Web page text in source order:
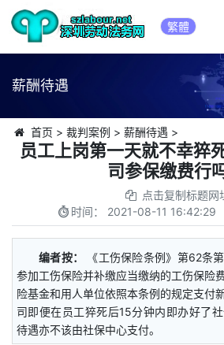
繁體
薪酬待遇
首页 > 裁判案例 > 薪酬待遇 >
员工上岗第一天就不幸猝
司参保缴费行
点击复制标题网
时间： 2021-08-11 16:42:29
编者按：
《工伤保险条例》第62条
参加工伤保险并补缴应当缴纳的工伤保险
险基金和用人单位依照本条例的规定支付
司即便在员工猝死后15分钟内即办好了
待遇亦不该由社保中心支付。